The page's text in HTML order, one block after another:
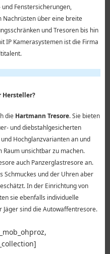
Fenstersicherungen,
Nachrüsten über eine breite
und Tresoren bis hin
IP Kamerasystemen ist die Firma
Hersteller?
die Hartmann Tresore. Sie bieten
und diebstahlgesicherten
Hochglanzvarianten an und
Raum unsichtbar zu machen.
auch Panzerglastresore an.
Schmuckes und der Uhren aber
In der Einrichtung von
sie ebenfalls individuelle
sind die Autowaffentresore.